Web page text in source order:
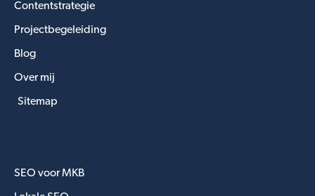
Contentstrategie
Projectbegeleiding
Blog
Over mij
Sitemap
SEO voor MKB